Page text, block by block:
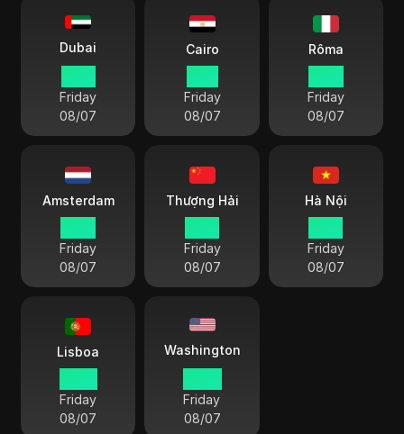
Dubai
Friday
08/07
Cairo
Friday
08/07
Rôma
Friday
08/07
Amsterdam
Friday
08/07
Thượng Hải
Friday
08/07
Hà Nội
Friday
08/07
Lisboa
Friday
08/07
Washington
Friday
08/07